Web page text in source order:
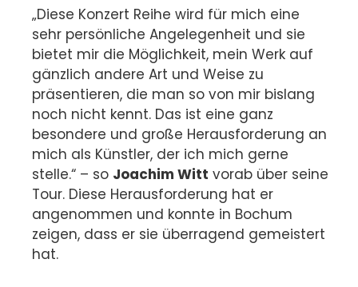
„Diese Konzert Reihe wird für mich eine
sehr persönliche Angelegenheit und sie
bietet mir die Möglichkeit, mein Werk auf
gänzlich andere Art und Weise zu
präsentieren, die man so von mir bislang
noch nicht kennt. Das ist eine ganz
besondere und große Herausforderung an
mich als Künstler, der ich mich gerne
stelle.“ – so Joachim Witt vorab über seine
Tour. Diese Herausforderung hat er
angenommen und konnte in Bochum
zeigen, dass er sie überragend gemeistert
hat.